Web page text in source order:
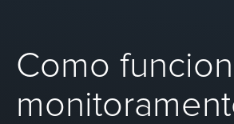
Como